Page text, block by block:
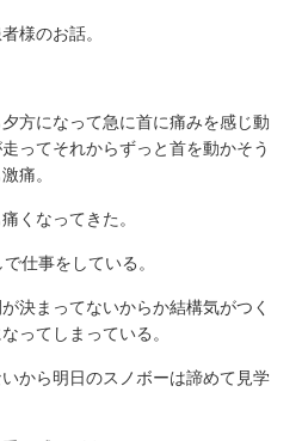
様のお話。
方になって急に首に痛みを感じ動
ってそれからずっと首を動かそう
痛。
くなってきた。
仕事をしている。
決まってないからか結構気がつく
ってしまっている。
から明日のスノボーは諦めて見学